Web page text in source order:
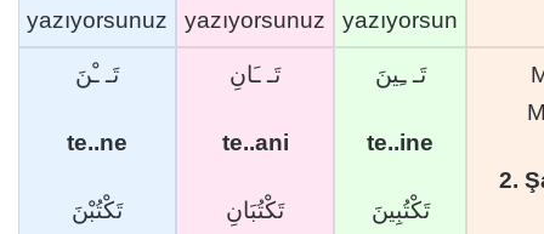
yazıyorsunuz
yazıyorsunuz
yazıyorsun
تَـ ـْنَ
te..ne
تَكْتُبْنَ
تَـ ـَانِ
te..ani
تَكْتُبَانِ
تَـ ـِينَ
te..ine
تَكْتُبِينَ
2.